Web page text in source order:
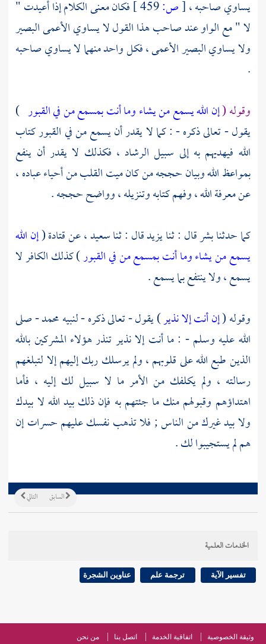
يساوي صاحبه ،[ص:
فكان معنى الكلام إذا أعيدت "
لا " مع الواو عند صاحب هذا القول لا يساوي الأعمى البصير
ولا يساوي البصير الأعمى ، فكل واحد منهما لا يساوي صاحبه
.
وقوله (إن الله يسمع من يشاء وما أنت بمسمع من في القبور )
يقول - تعالى ذكره - : كما لا يقدر أن يسمع من في القبور كتاب
الله فيهديهم به إلى سبيل الرشاد ، فكذلك لا يقدر أن ينفع
بمواعظ الله وبيان حججه من كان ميت القلب من أحياء عباده ،
عن معرفة الله ، وفهم كتابه وتنزيله ، وواضح حججه .
كما حدثنابشرقال : ثنايزيدقال : ثناسعيد ،عنقتادة(إن الله
يسمع من يشاء وما أنت بمسمع من في القبور) كذلك الكافر لا
يسمع ، ولا ينتفع بما يسمع .
وقوله (إن أنت إلا نذير) يقول - تعالى ذكره - لنبيهمحمد- صلى
الله عليه وسلم - : ما أنت إلا نذير تنذر هؤلاء المشركين بالله
الذين طبع الله على قلوبهم ، ولم يرسلك ربك إليهم إلا لتبلغهم
رسالته ، ولم يكلفك من الأمر ما لا سبيل لك إليه ، فأما
اهتداؤهم وقبولهم منك ما جئتهم به فإن ذلك بيد الله لا بيدك
ولا بيد غيرك من الناس ; فلا تذهب نفسك عليهم حسرات إن
هم لم يستجيبوا لك .
التالي السابق
الخدمات العلمية
تفسير الآية ترجمة علم عناوين الشجرة
وثيقة الخصوصية اتفاقية الخدمة اتصل بنا من نحن